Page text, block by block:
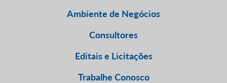
Ambiente de Negócios
Consultores
Editais e Licitações
Trabalhe Conosco